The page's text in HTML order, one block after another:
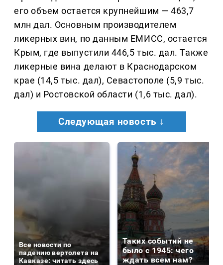
его объем остается крупнейшим — 463,7
млн дал. Основным производителем
ликерных вин, по данным ЕМИСС, остается
Крым, где выпустили 446,5 тыс. дал. Также
ликерные вина делают в Краснодарском
крае (14,5 тыс. дал), Севастополе (5,9 тыс.
дал) и Ростовской области (1,6 тыс. дал).
Следующая новость ↓
Все новости по
падению вертолета на
Кавказе: читать здесь
Таких событий не
было с 1945: чего
ждать всем нам?